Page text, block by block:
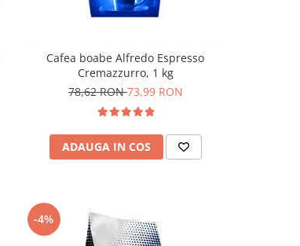
Cafea boabe Alfredo Espresso
Cremazzurro, 1 kg
78,62 RON73,99 RON
ADAUGA IN COS
-4%